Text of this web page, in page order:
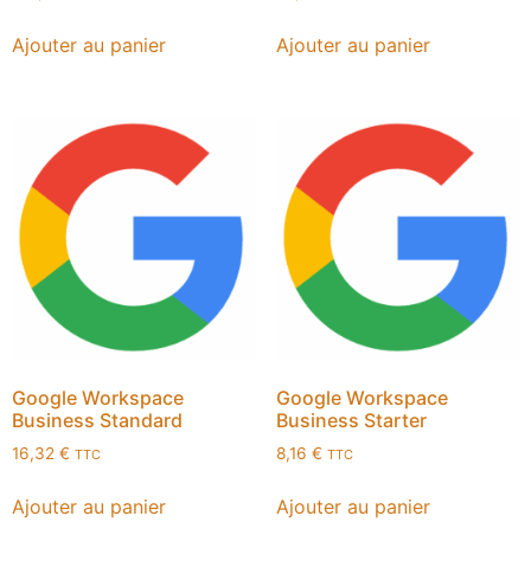
Ajouter au panier Ajouter au panier
Google Workspace
Business Standard
16,32 € TTC
Ajouter au panier
Google Workspace
Business Starter
8,16 € TTC
Ajouter au panier